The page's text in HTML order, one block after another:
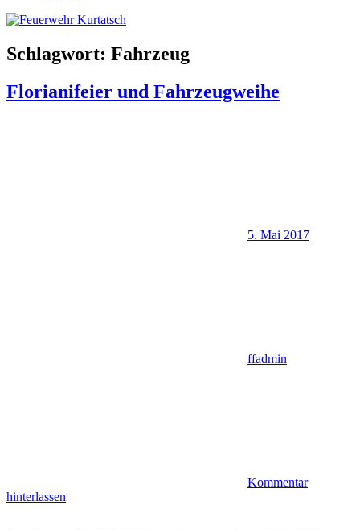
Schlagwort: Fahrzeug
Florianifeier und Fahrzeugweihe
5. Mai 2017
ffadmin
Kommentar
hinterlassen